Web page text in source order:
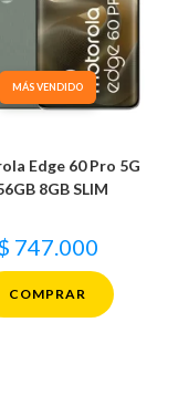
MÁS VENDIDO
Edge 60 Pro 5G
8GB SLIM
747.000
COMPRAR